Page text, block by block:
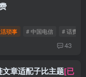
琐事 # 中国电信 # 话费
43
章适配子比主题[已